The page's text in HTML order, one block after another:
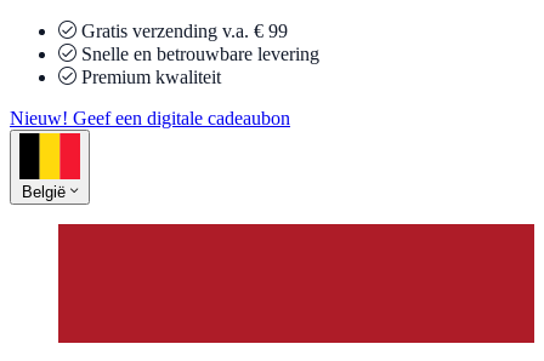
Gratis verzending v.a. € 99
Snelle en betrouwbare levering
Premium kwaliteit
Nieuw! Geef een digitale cadeaubon
België